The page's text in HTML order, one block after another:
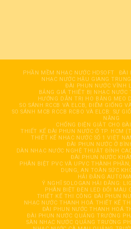
PHẦN MỀM NHẠC NƯỚC HDSOFT
ĐÀI
NHẠC NƯỚC HẬU GIANG
ĐÀI PHUN NƯỚC VĨNH
BẢNG GIÁ THIẾT BỊ NHẠC
HƯỚNG DẪN TRỊ HO BẰNG MẸO
SO SÁNH RCCB VÀ ELCB, ĐIỂM GIỐNG
SO SÁNH MCB RCCB RCBO VÀ ELCB: SỰ
NĂNG
CHỐNG ĐIỆN GIẬT CHO
THIẾT KẾ ĐÀI PHUN NƯỚC Ở TP. HCM
THIẾT KẾ NHẠC NƯỚC SỐ 1 VIỆT
ĐÀI PHUN NƯỚC Ở
DÀN NHẠC NƯỚC NGHỆ THUẬT ĐỈNH
ĐÀI PHUN NƯỚC
PHÂN BIỆT PVC VÀ UPVC THÀNH
DỤNG, AN TOÀN SỨC
HẢI ĐĂNG
Ý NGHĨ SOLOGAN HẢI ĐĂNG:
PHÂN BIỆT ĐÈN LED ĐỔI MÀU
THIẾT KẾ THI CÔNG ĐÀI PHUN
NHẠC NƯỚC THANH HOÁ THIẾT KẾ
ĐÀI PHUN NƯỚC THANH HOÁ
ĐÀI PHUN NƯỚC QUẢNG TRƯỜNG
SÀN NHẠC NƯỚC QUẢNG TRƯỜNG